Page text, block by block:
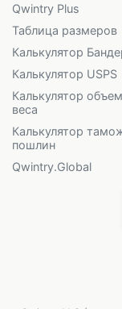
Qwintry Plus
Таблица размеров
Калькулятор
Калькулятор USPS
Калькулятор
веса
Калькулятор
пошлин
Qwintry.Global